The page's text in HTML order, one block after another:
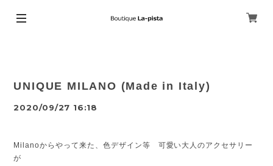
UNIQUE MILANO (Made in Italy)
2020/09/27 16:18
Milanoからやって来た、色デザイン等 可愛い大人のアクセサリー
が